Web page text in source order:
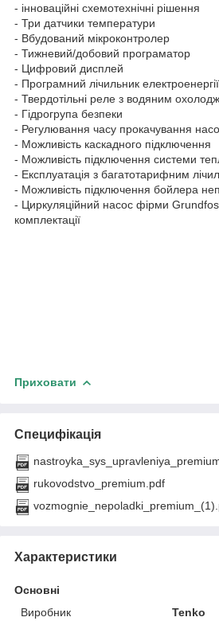
- інноваційні схемотехнічні рішення
- Три датчики температури
- Вбудований мікроконтролер
- Тижневий/добовий програматор
- Цифровий дисплей
- Програмний лічильник електроенергії
- Твердотільні реле з водяним
- Гідрогрупа безпеки
- Регулювання часу прокачування
- Можливість каскадного підключення
- Можливість підключення системи
- Експлуатація з багатотарифним
- Можливість підключення бойлера
- Циркуляційний насос фірми Grundfos
комплектації
Приховати
Специфікація
rukovodstvo_premium.pdf
Характеристики
Основні
Виробник
Tenko